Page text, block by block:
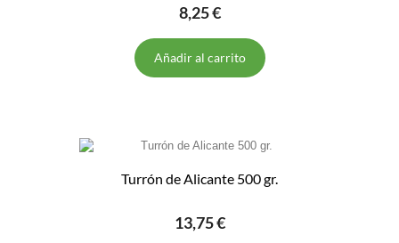
8,25 €
Añadir al carrito
Turrón de Alicante 500 gr.
13,75 €